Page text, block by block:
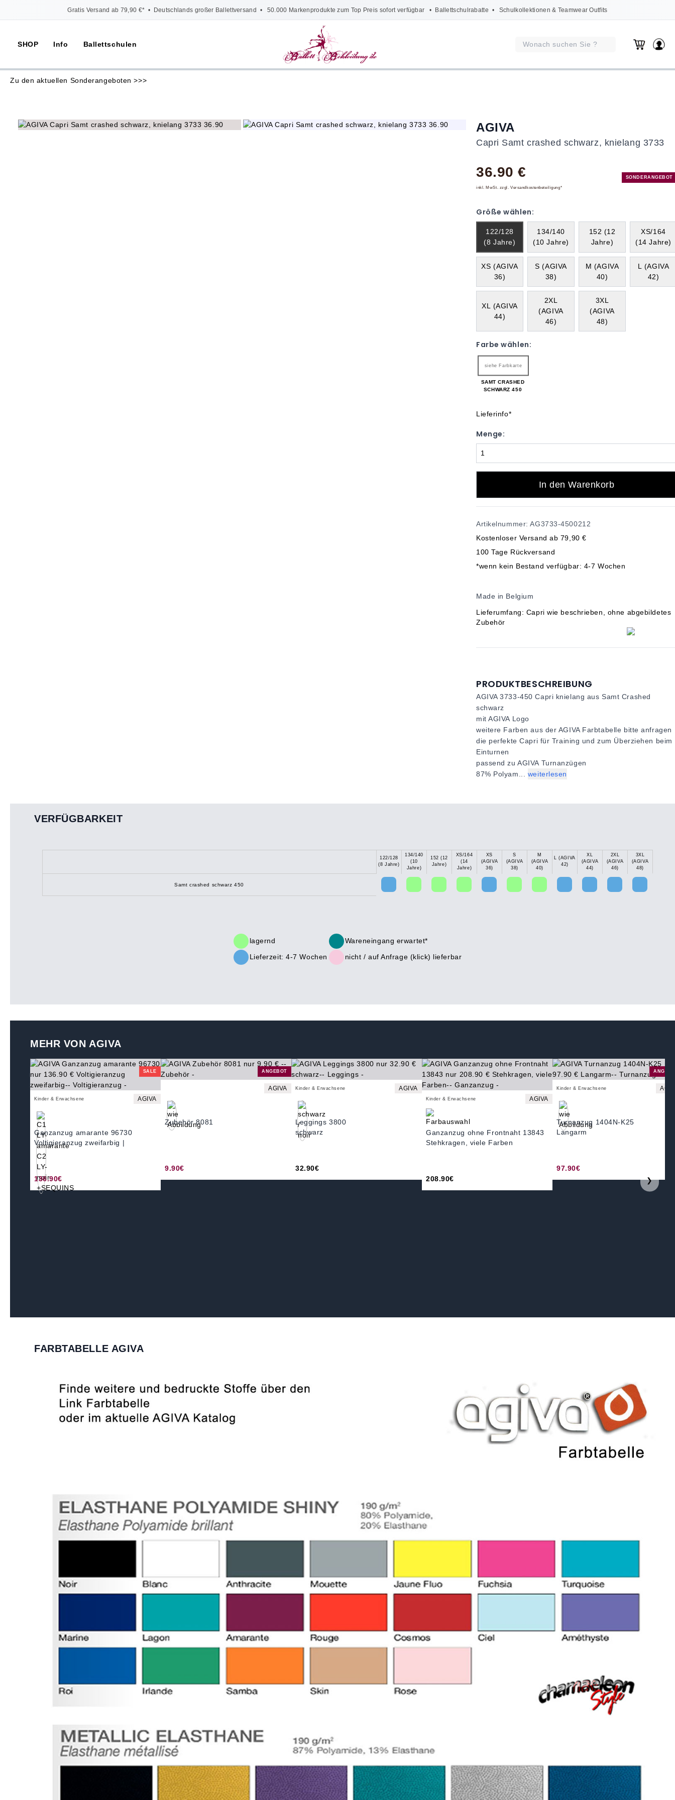
Gratis Versand ab 79,90 €* • Deutschlands großer Ballettversand • 50.000 Markenprodukte zum Top Preis sofort verfügbar • Ballettschulrabatte • Schulkollektionen & Teamwear Outfits
SHOP Info Ballettschulen
Zu den aktuellen Sonderangeboten >>>
SONDERANGEBOT
AGIVA
Capri Samt crashed schwarz, knielang 3733
36.90 €
inkl. MwSt. zzgl. Versandkostenbeteiligung*
Größe wählen:
122/128
(8 Jahre)
134/140
(10 Jahre)
152 (12
Jahre)
XS/164
(14 Jahre)
XS (AGIVA
36)
S (AGIVA
38)
M (AGIVA
40)
L (AGIVA
42)
XL (AGIVA
44)
2XL
(AGIVA
46)
3XL
(AGIVA
48)
Farbe wählen:
siehe Farbkarte
SAMT CRASHED
SCHWARZ 450
Lieferinfo*
Menge:
In den Warenkorb
Artikelnummer: AG3733-4500212
Kostenloser Versand ab 79,90 €
100 Tage Rückversand
*wenn kein Bestand verfügbar: 4-7 Wochen
Made in Belgium
Lieferumfang: Capri wie beschrieben, ohne abgebildetes
Zubehör
PRODUKTBESCHREIBUNG
AGIVA 3733-450 Capri knielang aus Samt Crashed
schwarz
mit AGIVA Logo
weitere Farben aus der AGIVA Farbtabelle bitte anfragen
die perfekte Capri für Training und zum Überziehen beim
Einturnen
passend zu AGIVA Turnanzügen
87% Polyam... weiterlesen
VERFÜGBARKEIT
122/128
(8 Jahre)
134/140
(10
Jahre)
152 (12
Jahre)
XS/164
(14
Jahre)
XS
(AGIVA
36)
S
(AGIVA
38)
M
(AGIVA
40)
L (AGIVA
42)
XL
(AGIVA
44)
2XL
(AGIVA
46)
3XL
(AGIVA
48)
Samt crashed schwarz 450
lagernd
Wareneingang erwartet*
Lieferzeit: 4-7 Wochen
nicht / auf Anfrage (klick) lieferbar
MEHR VON AGIVA
SALE
Kinder & Erwachsene AGIVA
Ganzanzug amarante 96730
Voltigieranzug zweifarbig |
136.90€
ANGEBOT
AGIVA
Zubehör 8081
9.90€
Kinder & Erwachsene AGIVA
Leggings 3800
schwarz
32.90€
Kinder & Erwachsene AGIVA
Ganzanzug ohne Frontnaht 13843
Stehkragen, viele Farben
208.90€
Kinder & Erwachsene
Turnanzug 1404N-K25
Langarm
97.90€
❯
FARBTABELLE AGIVA